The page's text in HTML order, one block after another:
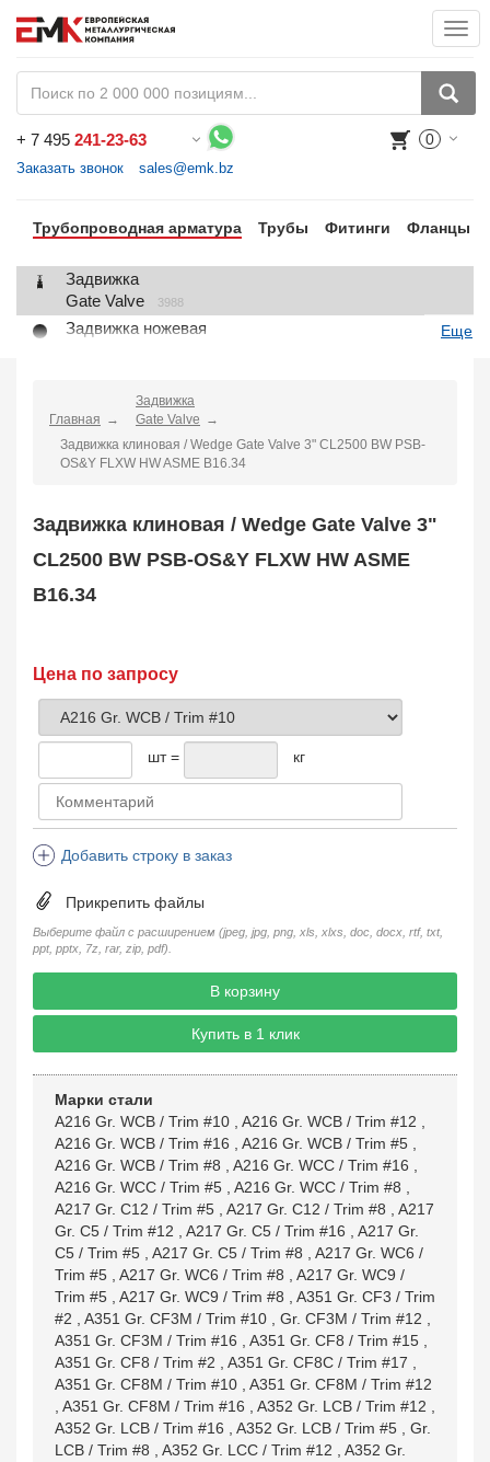
+ 7 495 241-23-63
Заказать звонок sales@emk.bz
0
Трубопроводная арматура Трубы Фитинги Фланцы
Задвижка
Gate Valve
3988
Задвижка ножевая
Globe Valve
2191
Клапан регулирующий
Control Valve
2
Клапан обратный
Ball Valve
Затвор дисковый
Butterfly Valve
1
Фильтр сетчатый
Strainer
Steam Trap
Компенсатор
Пламегаситель
Еще
Главная
Задвижка
Gate Valve
Задвижка клиновая / Wedge Gate Valve 3" CL2500 BW PSB-
OS&Y FLXW HW ASME B16.34
Задвижка клиновая / Wedge Gate Valve 3"
CL2500 BW PSB-OS&Y FLXW HW ASME
B16.34
Цена по запросу
шт = кг
Добавить строку в заказ
Прикрепить файлы
Выберите файл с расширением (jpeg, jpg, png, xls, xlxs, doc, docx, rtf, txt,
ppt, pptx, 7z, rar, zip, pdf).
В корзину
Купить в 1 клик
Марки стали
A216 Gr. WCB / Trim #10
A216 Gr. WCB / Trim #12
A216 Gr. WCB / Trim #16
A216 Gr. WCB / Trim #5
A216 Gr. WCB / Trim #8
A216 Gr. WCC / Trim #16
A216 Gr. WCC / Trim #5
A216 Gr. WCC / Trim #8
A217 Gr. C12 / Trim #5
A217 Gr. C12 / Trim #8
A217
Gr. C5 / Trim #12
A217 Gr. C5 / Trim #16
A217 Gr.
C5 / Trim #5
A217 Gr. C5 / Trim #8
A217 Gr. WC6 /
Trim #5
A217 Gr. WC6 / Trim #8
A217 Gr. WC9 /
Trim #5
A217 Gr. WC9 / Trim #8
A351 Gr. CF3 / Trim
#2
A351 Gr. CF3M / Trim #10 Gr. CF3M / Trim #12
A351 Gr. CF3M / Trim #16
A351 Gr. CF8 / Trim #15
A351 Gr. CF8 / Trim #2
A351 Gr. CF8C / Trim #17
A351 Gr. CF8M / Trim #10
A351 Gr. CF8M / Trim #12
A351 Gr. CF8M / Trim #16 A352 Gr. LCB / Trim #12
A352 Gr. LCB / Trim #16
A352 Gr. LCB / Trim #5
Gr.
LCB / Trim #8
A352 Gr. LCC / Trim #12
A352 Gr.